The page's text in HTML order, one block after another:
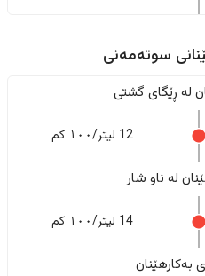
سوتەمەنی
له ڕێگای گشتی
12 لیتر/١٠٠ کم
له ناو شار
14 لیتر/١٠٠ کم
بەکارهێنان